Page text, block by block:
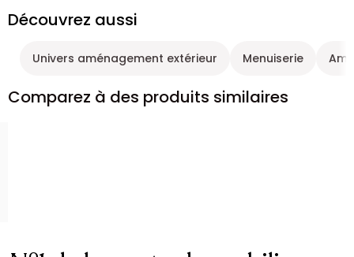
Découvrez aussi
Univers aménagement extérieur Menuiserie
Comparez à des produits similaires